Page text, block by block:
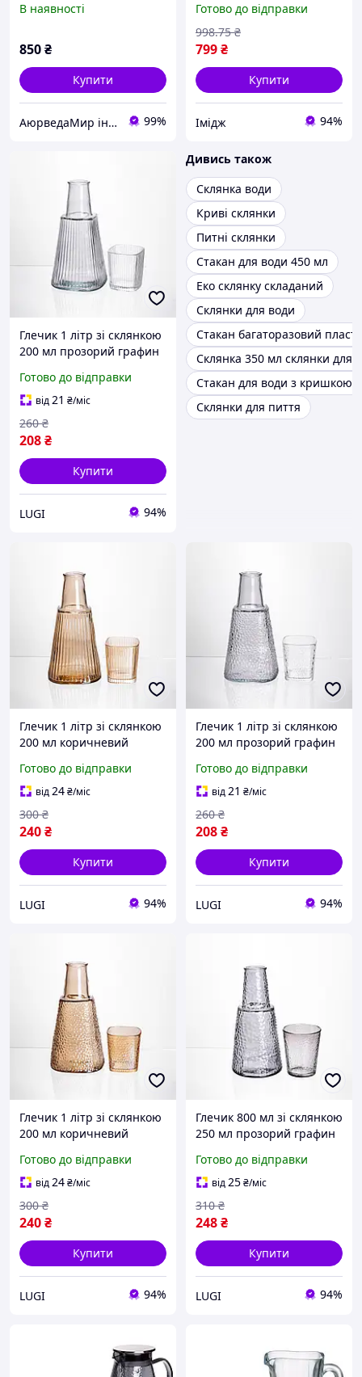
400 мл.
В наявності
850₴
Купити
АюрведаМир інтернет магазин для здоров'я та оригінальної продукції з Індії 99%
питні для води та соку
IMD22/G
Готово до відправки
799₴
998.75 ₴
Купити
Імідж 94%
Глечик 1 літр зі склянкою
200 мл прозорий графин
рифлене скло набір
посуду стильний декор
кухні
Готово до відправки
від21 ₴/міс
208₴
260 ₴
Купити
LUGI 94%
Дивись також
Склянка води
Криві склянки
Питні склянки
Стакан для води 450 мл
Еко склянку складаний
Склянки для води
Стакан багаторазовий
Склянка 350 мл склянки для
Стакан для води з кришкою
Склянки для пиття
Глечик 1 літр зі склянкою
200 мл коричневий
лимонаду, рифлене скло
набір посуду стильний
декор кухні
Готово до відправки
від24₴/міс
240₴
300 ₴
Купити
LUGI 94%
Глечик 1 літр зі склянкою
200 мл прозорий графин
рифлене скло набір
посуду стільний декор
кухні
Готово до відправки
від21 ₴/міс
208₴
260 ₴
Купити
LUGI 94%
Глечик 1 літр зі склянкою
200 мл коричневий
лимонаду, рифлене скло
набір посуду стильний
декор кухні
Готово до відправки
від24₴/міс
240₴
300 ₴
Купити
LUGI 94%
Глечик 800 мл зі склянкою
250 мл прозорий графин
рифлене скло компактний
набір посуду декор кухні
Готово до відправки
від25₴/міс
248₴
310 ₴
Купити
LUGI 94%